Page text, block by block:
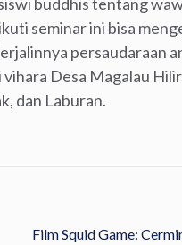
seminar ini bisa
persaudaraan
Desa Magalau
dan Laburan.
Film Squid Game: